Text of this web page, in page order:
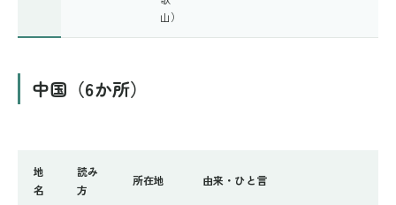
山）
中国（6か所）
地
名
読み
方
所在地 由来・ひと言